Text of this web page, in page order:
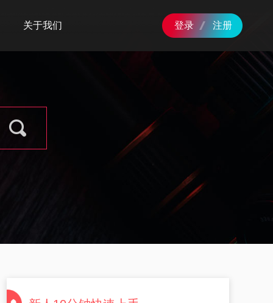
关于我们 登录 注册